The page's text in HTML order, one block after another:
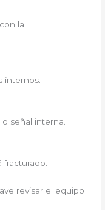
la
internos.
señal interna.
revisar el equipo